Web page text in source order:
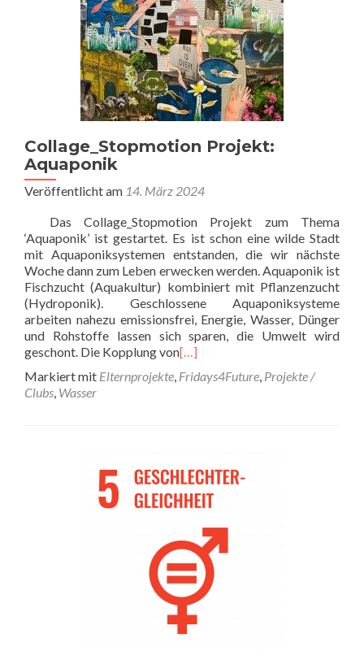
Collage_Stopmotion Projekt:
Aquaponik
Veröffentlicht am 14. März 2024
Das Collage_Stopmotion Projekt zum Thema
‘Aquaponik’ ist gestartet. Es ist schon eine wilde Stadt
mit Aquaponiksystemen entstanden, die wir nächste
Woche dann zum Leben erwecken werden. Aquaponik ist
Fischzucht (Aquakultur) kombiniert mit Pflanzenzucht
(Hydroponik). Geschlossene Aquaponiksysteme
arbeiten nahezu emissionsfrei, Energie, Wasser, Dünger
und Rohstoffe lassen sich sparen, die Umwelt wird
geschont. Die Kopplung von[…]
Markiert mit Elternprojekte, Fridays4Future, Projekte /
Clubs, Wasser